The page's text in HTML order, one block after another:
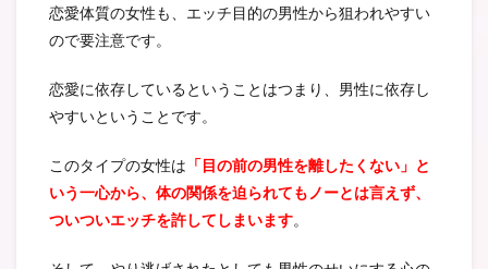
恋愛体質の女性も、エッチ目的の男性から狙われやすい
ので要注意です。
恋愛に依存しているということはつまり、男性に依存し
やすいということです。
このタイプの女性は 「目の前の男性を離したくない」と
いう一心から、体の関係を迫られてもノーとは言えず、
ついついエッチを許してしまいます。